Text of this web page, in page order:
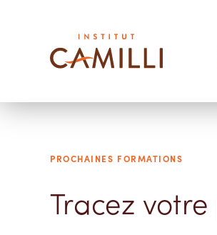
PROCHAINES FORMATIONS
Tracez votre